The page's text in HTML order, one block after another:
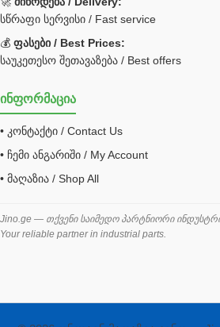
JCB ფილტრი
ქვაბი გათბობა მილები
შემაერთებელი / გადამყვანი UNF
შემაერთებელი BSPP /გადამყვანი
შესაფუთი მანქანა ვაკუმით
შლანგი
საწვავის შლანგი
სწრაფი სერვისი / Fast service
💰 ფასები / Best Prices:
საუკეთესო შეთავაზება / Best offers
ინფორმაცია
• კონტაქტი / Contact Us
• ჩემი ანგარიში / My Account
• მაღაზია / Shop All
Jino.ge — თქვენი საიმედო პარტნიორი
Your reliable partner in industrial parts.